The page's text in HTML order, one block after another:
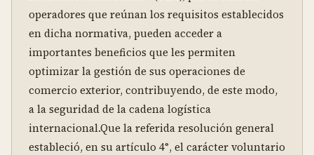
operadores que reúnan los requisitos establecidos
en dicha normativa, pueden acceder a
importantes beneficios que les permiten
optimizar la gestión de sus operaciones de
comercio exterior, contribuyendo, de este modo,
a la seguridad de la cadena logística
internacional.Que la referida resolución general
estableció, en su artículo 4°, el carácter voluntario